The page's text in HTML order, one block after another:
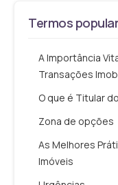
Termos
A Importância
Transações
O que é Titular
Zona de opções
As Melhores
Imóveis